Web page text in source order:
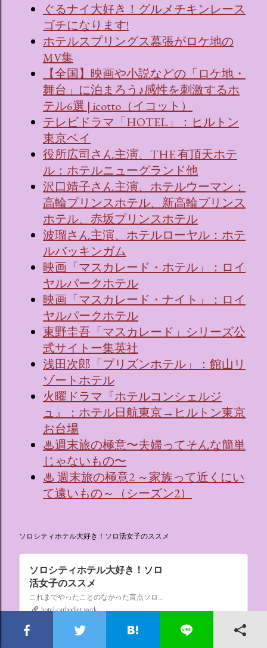
ぐるナイ大好き！グルメチキンレース
ゴチになります!
ホテルスプリングス幕張がロケ地の
MV集
【全国】映画や小説などの「ロケ地・
舞台」に泊まろう♪感性を刺激するホ
テル6選 | icotto（イコット）
テレビドラマ「HOTEL」：ヒルトン
東京ベイ
役所広司さん主演、THE 有頂天ホテ
ル：ホテルニューグランド他
沢口靖子さん主演、ホテルウーマン：
高輪プリンスホテル、新高輪プリンス
ホテル、赤坂プリンスホテル
波瑠さん主演、ホテルローヤル：ホテ
ルバッキンガム
映画「マスカレード・ホテル」：ロイ
ヤルパークホテル
映画「マスカレード・ナイト」：ロイ
ヤルパークホテル
東野圭吾「マスカレード」シリーズ公
式サイトー集英社
浅田次郎「プリズンホテル」：館山リ
ゾートホテル
火曜ドラマ『ホテルコンシェルジ
ュ』：ホテル日航東京→ヒルトン東京
お台場
♨週末旅の極意〜夫婦ってそんな簡単
じゃないもの〜
♨ 週末旅の極意2 ～家族って近くにい
て遠いもの～（シーズン2）
ソロシティホテル大好き！ソロ活女子のススメ
ソロシティホテル大好き！ソロ
活女子のススメ
これまでやったことのなかった盲点ソロ活、“なんでもない日にシティホテルに泊まる”。ソロ活女子のススメ,ソロシティホテル
hotel.carbodiet.work